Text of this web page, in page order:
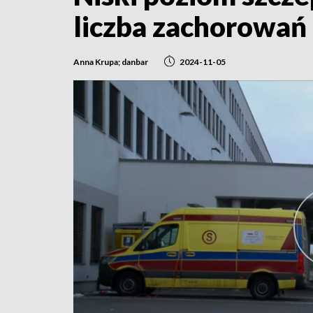
liczba zachorowań
Anna Krupa; danbar 2024-11-05